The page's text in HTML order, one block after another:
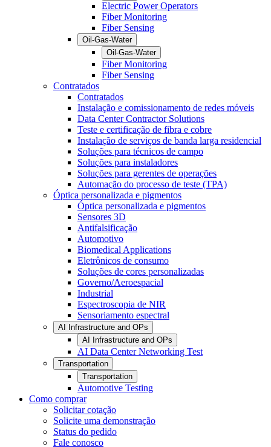
Electric Power Operators
Fiber Monitoring
Fiber Sensing
Oil-Gas-Water
Oil-Gas-Water
Fiber Monitoring
Fiber Sensing
Contratados
Contratados
Instalação e comissionamento de redes móveis
Data Center Contractor Solutions
Teste e certificação de fibra e cobre
Instalação de serviços de banda larga residencial
Soluções para técnicos de campo
Soluções para instaladores
Soluções para gerentes de operações
Automação do processo de teste (TPA)
Óptica personalizada e pigmentos
Óptica personalizada e pigmentos
Sensores 3D
Antifalsificação
Automotivo
Biomedical Applications
Eletrônicos de consumo
Soluções de cores personalizadas
Governo/Aeroespacial
Industrial
Espectroscopia de NIR
Sensoriamento espectral
AI Infrastructure and OPs
AI Infrastructure and OPs
AI Data Center Networking Test
Transportation
Transportation
Automotive Testing
Como comprar
Solicitar cotação
Solicite uma demonstração
Status do pedido
Fale conosco